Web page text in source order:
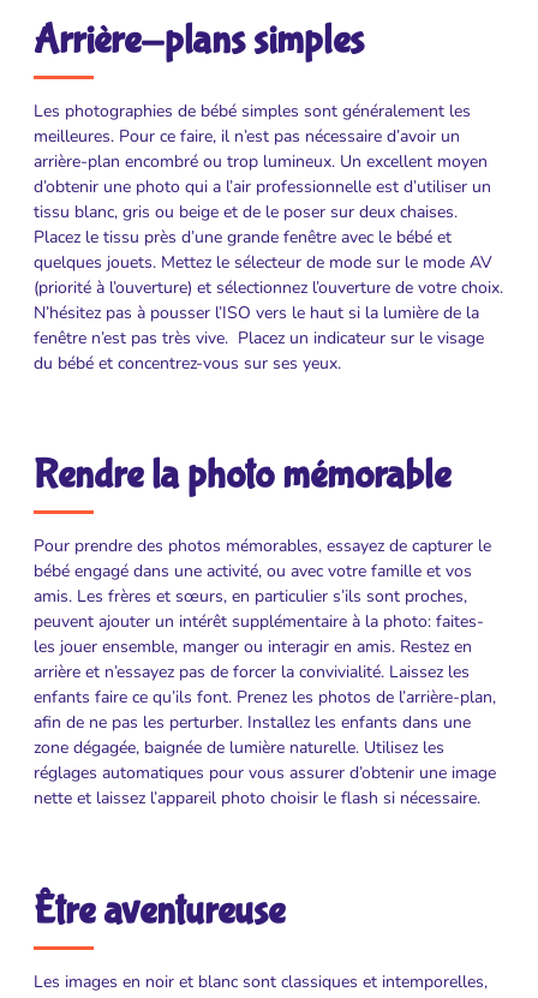
Arrière-plans simples
Les photographies de bébé simples sont généralement les
meilleures. Pour ce faire, il n’est pas nécessaire d’avoir un
arrière-plan encombré ou trop lumineux. Un excellent moyen
d’obtenir une photo qui a l’air professionnelle est d’utiliser un
tissu blanc, gris ou beige et de le poser sur deux chaises.
Placez le tissu près d’une grande fenêtre avec le bébé et
quelques jouets. Mettez le sélecteur de mode sur le mode AV
(priorité à l’ouverture) et sélectionnez l’ouverture de votre choix.
N’hésitez pas à pousser l’ISO vers le haut si la lumière de la
fenêtre n’est pas très vive. Placez un indicateur sur le visage
du bébé et concentrez-vous sur ses yeux.
Rendre la photo mémorable
Pour prendre des photos mémorables, essayez de capturer le
bébé engagé dans une activité, ou avec votre famille et vos
amis. Les frères et sœurs, en particulier s’ils sont proches,
peuvent ajouter un intérêt supplémentaire à la photo: faites-
les jouer ensemble, manger ou interagir en amis. Restez en
arrière et n’essayez pas de forcer la convivialité. Laissez les
enfants faire ce qu’ils font. Prenez les photos de l’arrière-plan,
afin de ne pas les perturber. Installez les enfants dans une
zone dégagée, baignée de lumière naturelle. Utilisez les
réglages automatiques pour vous assurer d’obtenir une image
nette et laissez l’appareil photo choisir le flash si nécessaire.
Être aventureuse
Les images en noir et blanc sont classiques et intemporelles,